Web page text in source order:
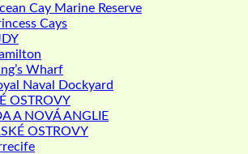
Cay Marine Reserve
Cays
Wharf
Naval Dockyard
OSTROVY
A NOVÁ ANGLIE
OSTROVY